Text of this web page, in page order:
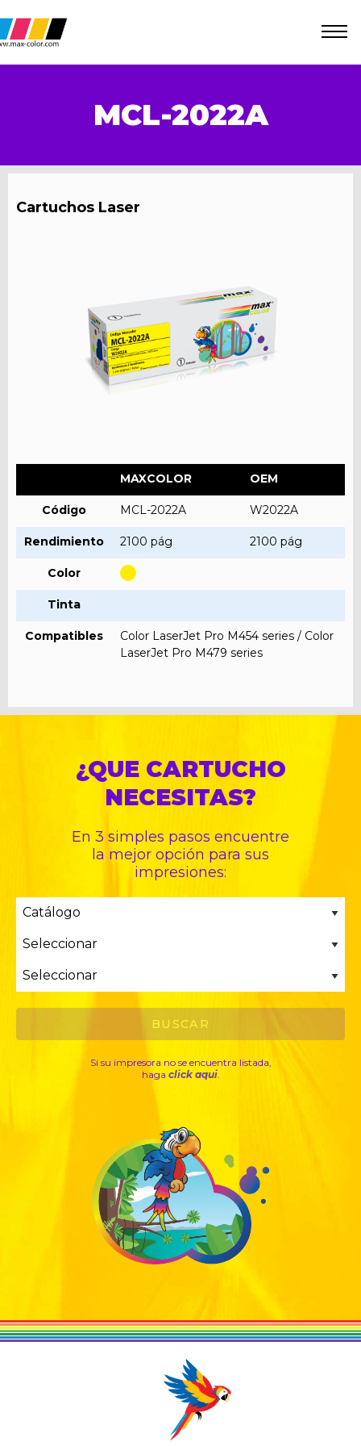
MCL-2022A
Cartuchos Laser
MAXCOLOR OEM
Código MCL-2022A W2022A
Rendimiento 2100 pág 2100 pág
Color
Tinta
Compatibles
Color LaserJet Pro M454 series / Color
LaserJet Pro M479 series
¿QUE CARTUCHO
NECESITAS?
En 3 simples pasos encuentre
la mejor opción para sus
impresiones:
Si su impresora no se encuentra listada,
haga click aqui.